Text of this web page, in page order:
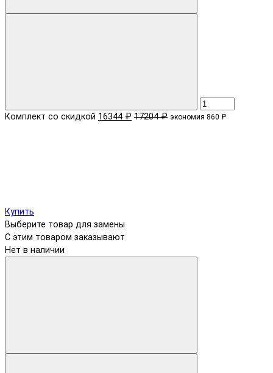
Комплект со скидкой 16344 ₽ 17204 ₽ экономия 860 ₽
Купить
Выберите товар для замены
С этим товаром заказывают
Нет в наличии